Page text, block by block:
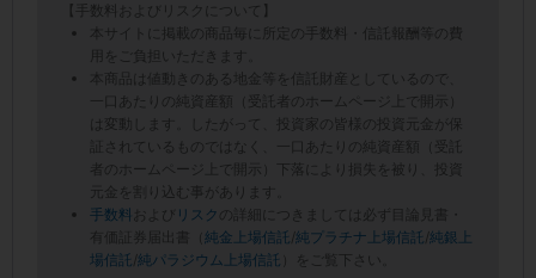
【手数料およびリスクについて】
本サイトに掲載の商品毎に所定の手数料・信託報酬等の費
用をご負担いただきます。
本商品は値動きのある地金等を信託財産としているので、
一口あたりの純資産額（受託者のホームページ上で開示）
は変動します。したがって、投資家の皆様の投資元金が保
証されているものではなく、一口あたりの純資産額（受託
者のホームページ上で開示）下落により損失を被り、投資
元金を割り込む事があります。
手数料
および リスク
の詳細につきましては必ず目論見書・
有価証券届出書（ 純金上場信託 /純プラチナ上場信託 /純銀上
場信託 /純パラジウム上場信託 ）をご覧下さい。